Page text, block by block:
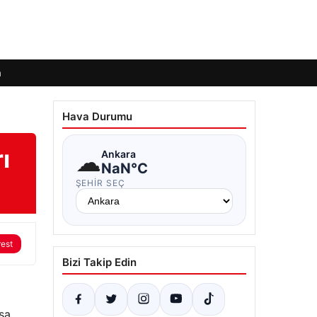
Hava Durumu
☁Ankara
NaN°C
ŞEHIR SEÇ
Bizi Takip Edin